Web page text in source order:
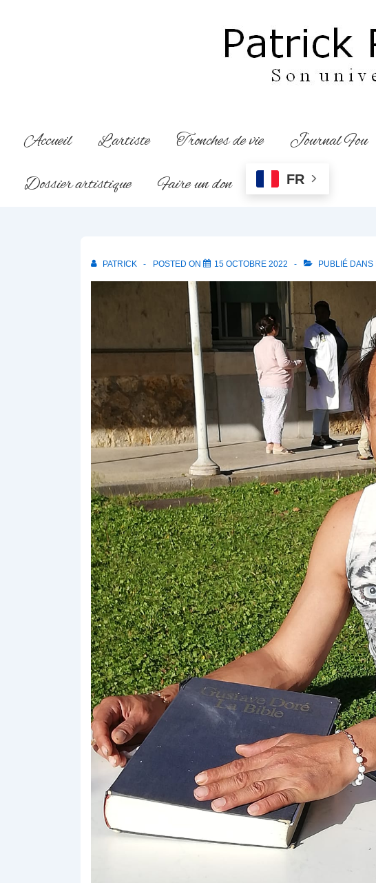
Navigation
Accueil L’artiste Tronches de vie Journal Fou
Dossier artistique
Faire un don FR
PATRICK POSTED ON 15 OCTOBRE 2022 PUBLIÉ DANS